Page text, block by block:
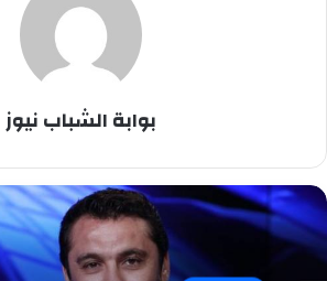
بوابة الشباب نيوز